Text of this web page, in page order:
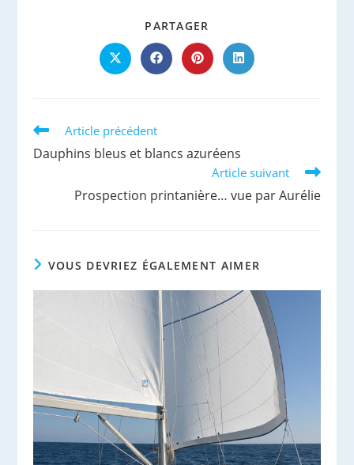
PARTAGER
CONTENU
Ouvrir
dans
Ouvrir
dans
Ouvrir
dans
Ouvrir
dans
Read
articles
Article précédent
Dauphins bleus et blancs azuréens
Article suivant
Prospection printanière… vue par Aurélie
VOUS DEVRIEZ ÉGALEMENT AIMER